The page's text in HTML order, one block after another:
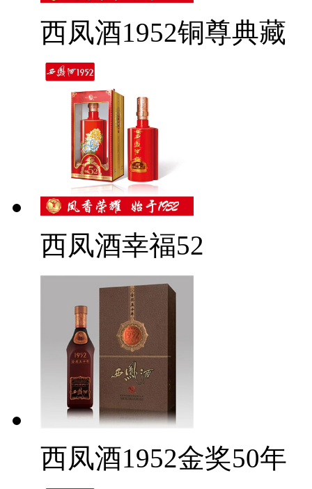
西凤酒1952铜尊典藏
西凤酒幸福52
西凤酒1952金奖50年